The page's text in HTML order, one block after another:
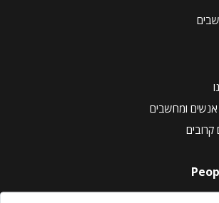
אנשים ומחשבים
קרובים